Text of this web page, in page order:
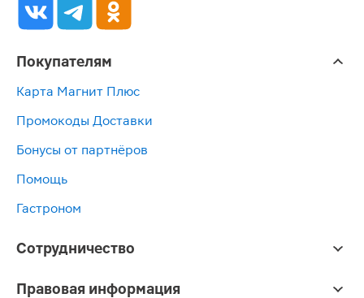
Покупателям
Карта Магнит Плюс
Промокоды Доставки
Бонусы от партнёров
Помощь
Гастроном
Сотрудничество
Правовая информация